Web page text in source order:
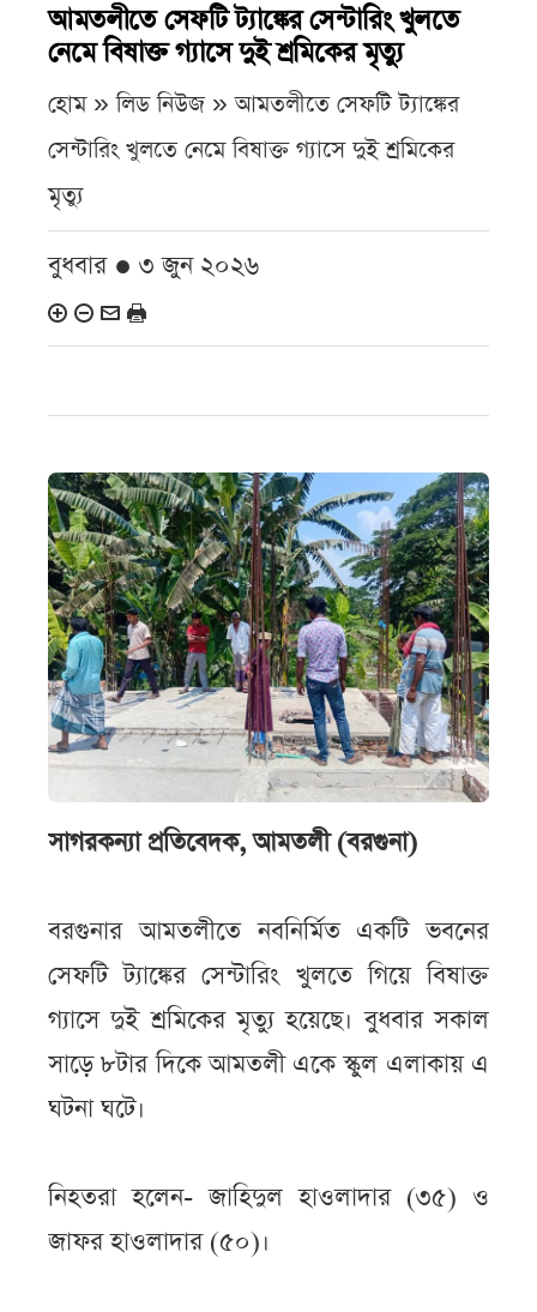
আমতলীতে সেফটি ট্যাঙ্কের সেন্টারিং খুলতে
নেমে বিষাক্ত গ্যাসে দুই শ্রমিকের মৃত্যু
হোম » লিড নিউজ »আমতলীতে সেফটি ট্যাঙ্কের
সেন্টারিং খুলতে নেমে বিষাক্ত গ্যাসে দুই শ্রমিকের
মৃত্যু
বুধবার ● ৩ জুন ২০২৬
সাগরকন্যা প্রতিবেদক, আমতলী (বরগুনা)
বরগুনার আমতলীতে নবনির্মিত একটি ভবনের
সেফটি ট্যাঙ্কের সেন্টারিং খুলতে গিয়ে বিষাক্ত
গ্যাসে দুই শ্রমিকের মৃত্যু হয়েছে। বুধবার সকাল
সাড়ে ৮টার দিকে আমতলী একে স্কুল এলাকায় এ
ঘটনা ঘটে।
নিহতরা হলেন- জাহিদুল হাওলাদার (৩৫) ও
জাফর হাওলাদার (৫০)।